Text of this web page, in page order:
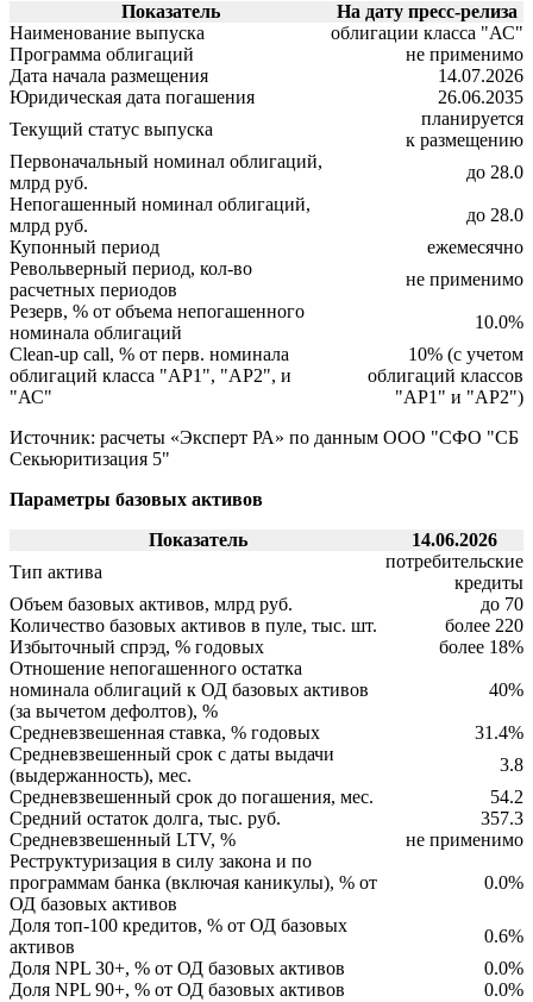
Показатель
На дату пресс-релиза
Наименование выпуска
облигации класса "АС"
Программа облигаций
не применимо
Дата начала размещения
14.07.2026
Юридическая дата погашения
26.06.2035
Текущий статус выпуска
планируется
к размещению
Первоначальный номинал облигаций,
млрд руб.
до 28.0
Непогашенный номинал облигаций,
млрд руб.
до 28.0
Купонный период
ежемесячно
Револьверный период, кол-во
расчетных периодов
не применимо
Резерв, % от объема непогашенного
номинала облигаций
10.0%
Clean-up call, % от перв. номинала
облигаций класса "АР1", "АР2", и
"АС"
10% (с учетом
облигаций классов
"АР1" и "АР2")
Источник: расчеты «Эксперт РА» по данным ООО "СФО "СБ
Секьюритизация 5"
Параметры базовых активов
Показатель
14.06.2026
Тип актива
потребительские
кредиты
Объем базовых активов, млрд руб.
до 70
Количество базовых активов в пуле, тыс. шт.
более 220
Избыточный спрэд, % годовых
более 18%
Отношение непогашенного остатка
номинала облигаций к ОД базовых активов
(за вычетом дефолтов), %
40%
Средневзвешенная ставка, % годовых
31.4%
Средневзвешенный срок с даты выдачи
(выдержанность), мес.
3.8
Средневзвешенный срок до погашения, мес.
54.2
Средний остаток долга, тыс. руб.
357.3
Средневзвешенный LTV, %
не применимо
Реструктуризация в силу закона и по
программам банка (включая каникулы), % от
ОД базовых активов
0.0%
Доля топ-100 кредитов, % от ОД базовых
активов
0.6%
Доля NPL 30+, % от ОД базовых активов
0.0%
Доля NPL 90+, % от ОД базовых активов
0.0%